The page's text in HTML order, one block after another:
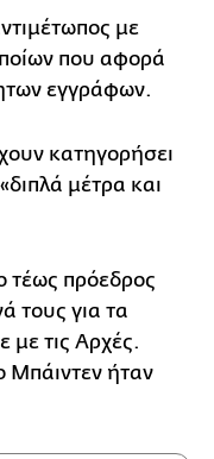
με
που αφορά
εγγράφων.
κατηγορήσει
μέτρα και
τέως πρόεδρος
τους για τα
με τις Αρχές.
Μπάιντεν ήταν